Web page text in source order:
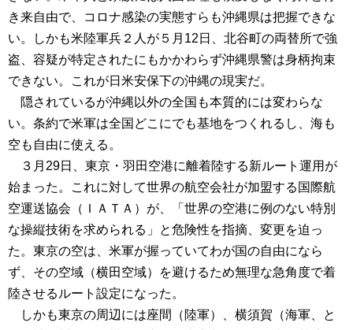
き来自由で、コロナ感染の実態すらも沖縄県は把握できな
い。しかも米陸軍兵２人が５月12日、北谷町の両替所で強
盗、容疑が特定されたにもかかわらず沖縄県警は身柄拘束
できない。これが日米安保下の沖縄の現実だ。
隠されているが沖縄以外の全国も本質的には変わらな
い。条約で米軍は全国どこにでも基地をつくれるし、海も
空も自由に使える。
３月29日、東京・羽田空港に離着陸する新ルート運用が
始まった。これに対して世界の航空会社が加盟する国際航
空運送協会（ＩＡＴＡ）が、「世界の空港に例のない特別
な操縦技術を求められる」と危険性を指摘、変更を迫っ
た。東京の空は、米軍が握っていてわが国の自由になら
ず、その空域（横田空域）を避けるため無理な急角度で着
陸させるルート設定になった。
しかも東京の周辺には座間（陸軍）、横須賀（海軍、と